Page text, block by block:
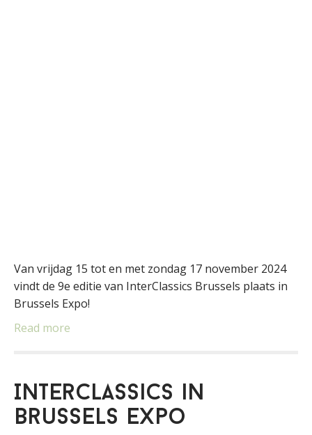
Van vrijdag 15 tot en met zondag 17 november 2024
vindt de 9e editie van InterClassics Brussels plaats in
Brussels Expo!
Read more
Interclassics in
Brussels Expo